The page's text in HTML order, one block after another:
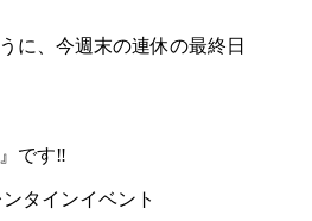
に、今週末の連休の最終日
です‼️